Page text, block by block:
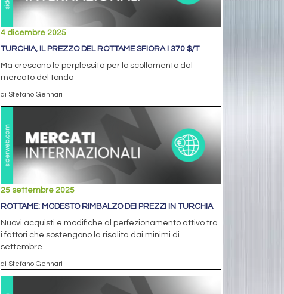
4 dicembre 2025
TURCHIA, IL PREZZO DEL ROTTAME SFIORA I 370 $/T
Ma crescono le perplessità per lo scollamento dal
mercato del tondo
di Stefano Gennari
25 settembre 2025
ROTTAME: MODESTO RIMBALZO DEI PREZZI IN TURCHIA
Nuovi acquisti e modifiche al perfezionamento attivo tra
i fattori che sostengono la risalita dai minimi di
settembre
di Stefano Gennari